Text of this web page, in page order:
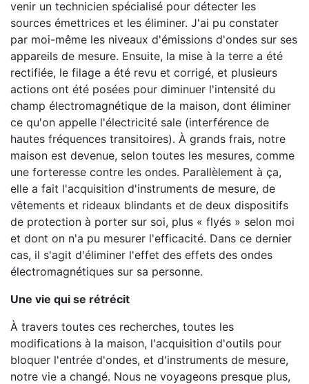
venir un technicien spécialisé pour détecter les
sources émettrices et les éliminer. J'ai pu constater
par moi-même les niveaux d'émissions d'ondes sur ses
appareils de mesure. Ensuite, la mise à la terre a été
rectifiée, le filage a été revu et corrigé, et plusieurs
actions ont été posées pour diminuer l'intensité du
champ électromagnétique de la maison, dont éliminer
ce qu'on appelle l'électricité sale (interférence de
hautes fréquences transitoires). À grands frais, notre
maison est devenue, selon toutes les mesures, comme
une forteresse contre les ondes. Parallèlement à ça,
elle a fait l'acquisition d'instruments de mesure, de
vêtements et rideaux blindants et de deux dispositifs
de protection à porter sur soi, plus « flyés » selon moi
et dont on n'a pu mesurer l'efficacité. Dans ce dernier
cas, il s'agit d'éliminer l'effet des effets des ondes
électromagnétiques sur sa personne.
Une vie qui se rétrécit
À travers toutes ces recherches, toutes les
modifications à la maison, l'acquisition d'outils pour
bloquer l'entrée d'ondes, et d'instruments de mesure,
notre vie a changé. Nous ne voyageons presque plus,